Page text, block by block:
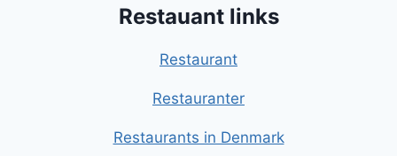
Restauant links
Restaurant
Restauranter
Restaurants in Denmark